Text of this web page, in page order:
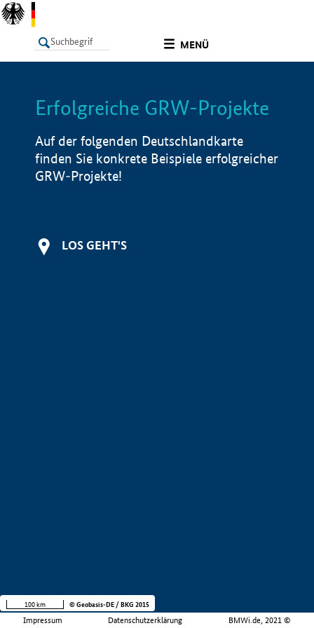
MENÜ
LISTE Info
Erfolgreiche GRW-Projekte
Auf der folgenden Deutschlandkarte
finden Sie konkrete Beispiele erfolgreicher
GRW-Projekte!
LOS GEHT'S
Impressum Datenschutzerklärung BMWi.de, 2021 ©
100 km © Geobasis-DE / BKG 2015